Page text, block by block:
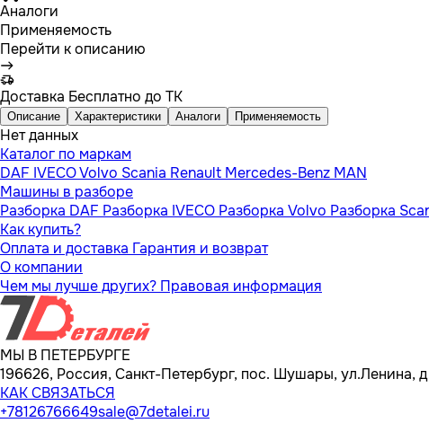
Аналоги
Применяемость
Перейти к описанию
Доставка Бесплатно до ТК
Описание Характеристики Аналоги Применяемость
Нет данных
Каталог по маркам
DAF IVECOVolvo Scania Renault Mercedes-Benz MAN
Машины в разборе
Разборка DAF Разборка IVECO Разборка Volvo Разборка
Как купить?
Оплата и доставка Гарантия и возврат
О компании
Чем мы лучше других? Правовая информация
МЫ В ПЕТЕРБУРГЕ
196626, Россия, Санкт-Петербург, пос. Шушары, ул.Ленина,
КАК СВЯЗАТЬСЯ
+78126766649sale@7detalei.ru